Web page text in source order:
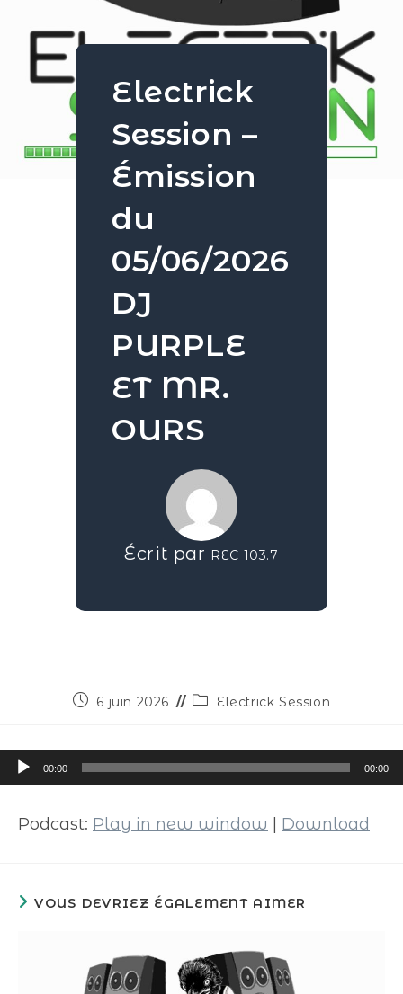
Electrick
Session –
Émission
du
05/06/2026
DJ
PURPLE
ET MR.
OURS
Écrit par REC 103.7
6 juin 2026 Electrick Session
Lecteur
audio
00:00 00:00
Podcast: Play in new window Download
VOUS DEVRIEZ ÉGALEMENT AIMER